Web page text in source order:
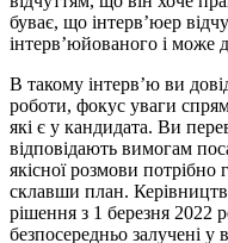
буває, що інтерв’юер
інтерв’юйованого і може
В такому інтерв’ю ви
роботи, фокус уваги
які є у кандидата. Ви
відповідають вимогам
якісної розмови потрібно
склавши план.
рішення з 1 березня 2022
безпосередньо залучені